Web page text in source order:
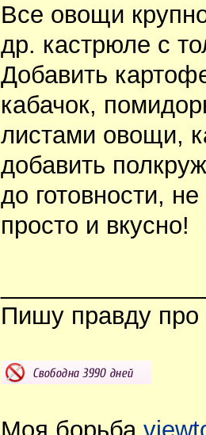
Все овощи
др. кастрюле с
Добавить
кабачок,
листами овощи,
добавить
до готовности,
просто и вкусно!
Пишу правду
Моя борьба